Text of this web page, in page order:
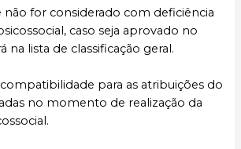
não for considerado com deficiência
caso seja aprovado no
na lista de classificação geral.
para as atribuições do
no momento de realização da